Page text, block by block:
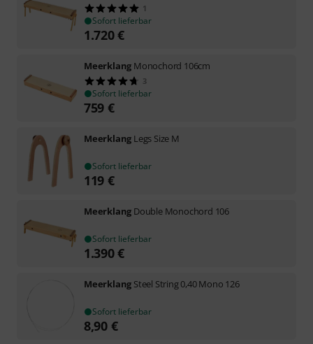
1
Sofort lieferbar
1.720€
Meerklang Monochord 106cm
3
Sofort lieferbar
759 €
Meerklang Legs Size M
Sofort lieferbar
119 €
Meerklang Double Monochord 106
Sofort lieferbar
1.390€
Meerklang Steel String 0,40 Mono 126
Sofort lieferbar
8,90 €